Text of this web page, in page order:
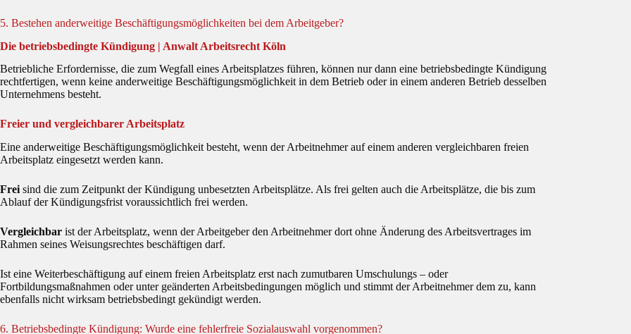
5. Bestehen anderweitige Beschäftigungsmöglichkeiten bei dem Arbeitgeber?
Die betriebsbedingte Kündigung | Anwalt Arbeitsrecht Köln
Betriebliche Erfordernisse, die zum Wegfall eines Arbeitsplatzes führen, können nur dann eine betriebsbedingte Kündigung
rechtfertigen, wenn keine anderweitige Beschäftigungsmöglichkeit in dem Betrieb oder in einem anderen Betrieb desselben
Unternehmens besteht.
Freier und vergleichbarer Arbeitsplatz
Eine anderweitige Beschäftigungsmöglichkeit besteht, wenn der Arbeitnehmer auf einem anderen vergleichbaren freien
Arbeitsplatz eingesetzt werden kann.
Frei sind die zum Zeitpunkt der Kündigung unbesetzten Arbeitsplätze. Als frei gelten auch die Arbeitsplätze, die bis zum
Ablauf der Kündigungsfrist voraussichtlich frei werden.
Vergleichbar ist der Arbeitsplatz, wenn der Arbeitgeber den Arbeitnehmer dort ohne Änderung des Arbeitsvertrages im
Rahmen seines Weisungsrechtes beschäftigen darf.
Ist eine Weiterbeschäftigung auf einem freien Arbeitsplatz erst nach zumutbaren Umschulungs – oder
Fortbildungsmaßnahmen oder unter geänderten Arbeitsbedingungen möglich und stimmt der Arbeitnehmer dem zu, kann
ebenfalls nicht wirksam betriebsbedingt gekündigt werden.
6. Betriebsbedingte Kündigung: Wurde eine fehlerfreie Sozialauswahl vorgenommen?